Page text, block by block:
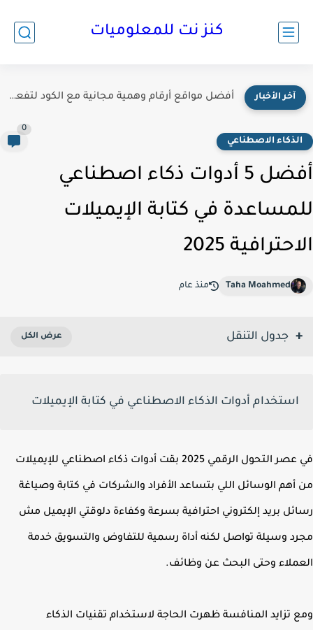
كنز نت للمعلوميات
آخر الأخبار أفضل مواقع أرقام وهمية مجانية مع الكود لتفعيل الحسابات 2026
الاصطناعي
أفضل 5 أدوات ذكاء اصطناعي
في كتابة الإيميلات
2025
Taha Moahmed منذ عام
جدول التنقل
استخدام أدوات الذكاء الاصطناعي في كتابة الإيميلات
في عصر التحول الرقمي 2025 بقت أدوات ذكاء اصطناعي للإيميلات
الوسائل اللي بتساعد الأفراد والشركات في كتابة وصياغة
بريد إلكتروني احترافية بسرعة وكفاءة دلوقتي الإيميل مش
وسيلة تواصل لكنه أداة رسمية للتفاوض والتسويق خدمة
وحتى البحث عن وظائف.
تزايد المنافسة ظهرت الحاجة لاستخدام تقنيات الذكاء